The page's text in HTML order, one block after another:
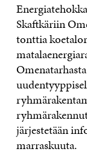
Skaftkäriin
tonttia
järjestetään
marraskuuta.